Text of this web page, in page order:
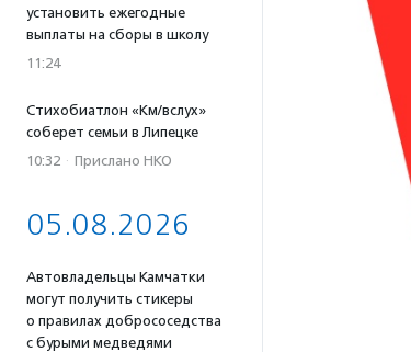
установить ежегодные
выплаты на сборы в школу
11:24
Стихобиатлон «Км/вслух»
соберет семьи в Липецке
10:32 · Прислано НКО
05.08.2026
Автовладельцы Камчатки
могут получить стикеры
о правилах добрососедства
с бурыми медведями